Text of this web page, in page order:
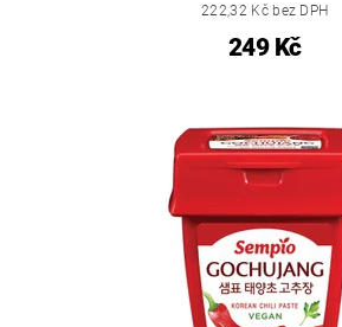
222,32 Kč bez DPH
249 Kč